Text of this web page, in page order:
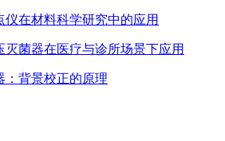
仪在材料科学研究中的应用
灭菌器在医疗与诊所场景下应用
：背景校正的原理